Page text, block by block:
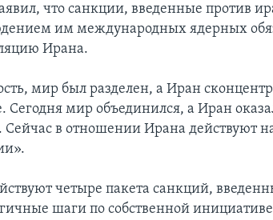
что санкции, введенные против
им международных ядерных
Ирана.
мир был разделен, а Иран
Сегодня мир объединился, а Иран
Сейчас в отношении Ирана действуют
четыре пакета санкций,
шаги по собственной